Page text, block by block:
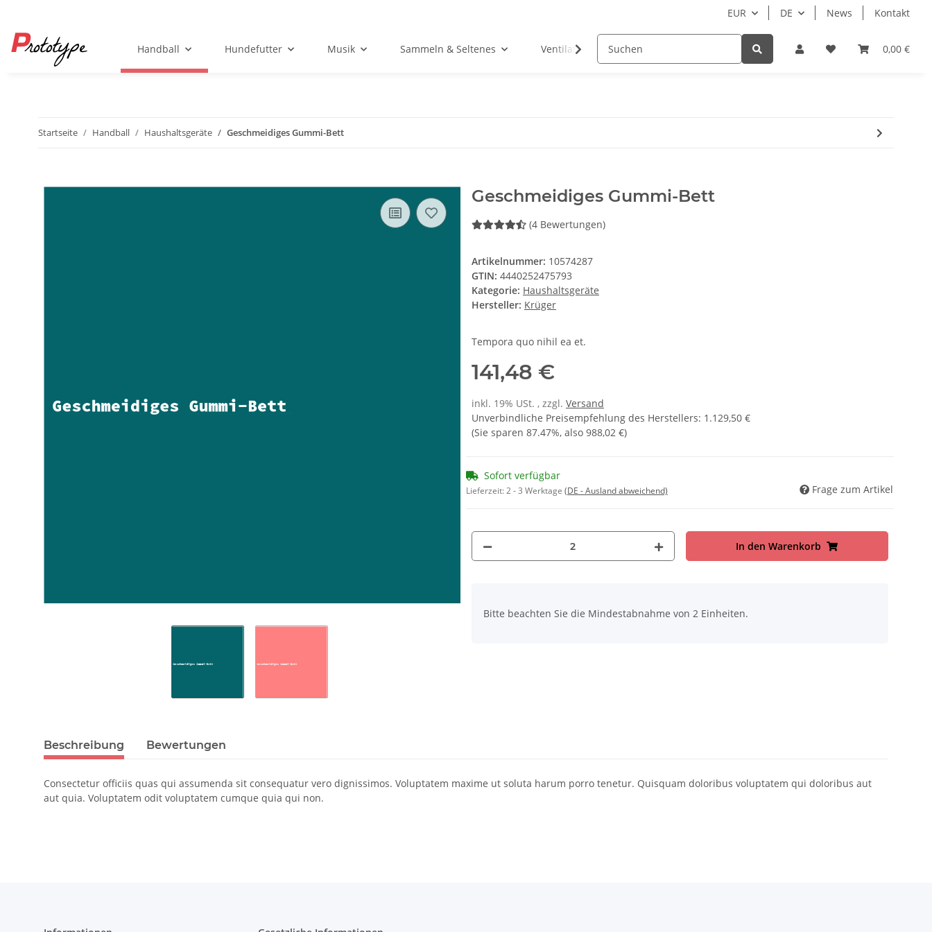
EUR DE News Kontakt
0,00 €
Handball Hundefutter Musik Sammeln & Seltenes Ventilatoren Hersteller Beispielseite
Startseite Handball Haushaltsgeräte Geschmeidiges Gummi-Bett
Geschmeidiges Gummi-Bett
(4 Bewertungen)
Artikelnummer: 10574287
GTIN: 4440252475793
Kategorie: Haushaltsgeräte
Hersteller: Krüger
Tempora quo nihil ea et.
141,48 €
inkl. 19% USt. , zzgl. Versand
Unverbindliche Preisempfehlung des Herstellers: 1.129,50 €
(Sie sparen 87.47%, also 988,02 €)
Sofort verfügbar
Lieferzeit:2 - 3 Werktage (DE - Ausland abweichend) Frage zum Artikel
In den Warenkorb
Bitte beachten Sie die Mindestabnahme von 2 Einheiten.
Beschreibung Bewertungen
Consectetur officiis quas qui assumenda sit consequatur vero dignissimos. Voluptatem maxime ut soluta harum porro tenetur. Quisquam doloribus voluptatem qui doloribus aut
aut quia. Voluptatem odit voluptatem cumque quia qui non.